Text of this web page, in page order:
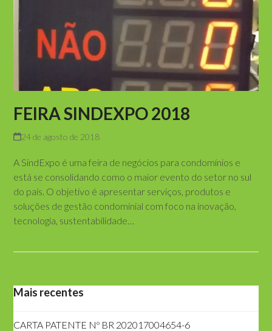
FEIRA SINDEXPO 2018
24 de agosto de 2018
A SindExpo é uma feira de negócios para condomínios e
está se consolidando como o maior evento do setor no sul
do país. O objetivo é apresentar serviços, produtos e
soluções de gestão condominial com foco na inovação,
tecnologia, sustentabilidade…
Mais recentes
CARTA PATENTE Nº BR 202017004654-6